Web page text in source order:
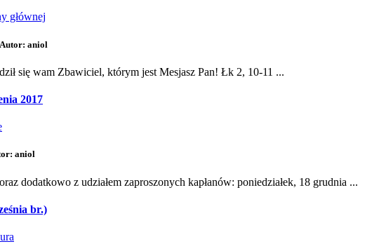
głównej
Autor: aniol
się wam Zbawiciel, którym jest Mesjasz Pan! Łk 2, 10-11 ...
2017
aniol
dodatkowo z udziałem zaproszonych kapłanów: poniedziałek, 18 grudnia ...
br.)